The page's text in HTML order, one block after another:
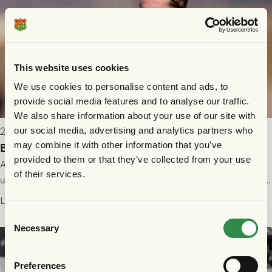
This website uses cookies
We use cookies to personalise content and ads, to
provide social media features and to analyse our traffic.
We also share information about your use of our site with
our social media, advertising and analytics partners who
may combine it with other information that you’ve
provided to them or that they’ve collected from your use
of their services.
Selection
Necessary
Preferences
2026-08-04 13:51
Bengtsson och Didriksson lånas ut under hösten
A-lagsspelarna Daniel Bengtsson och Simon Sjöholm är
utlånade till Utsiktens BK, och Alvin Didriksson får möjlighet till
speltid i Hestrafors genom föreningssamarbete.
Läs mer